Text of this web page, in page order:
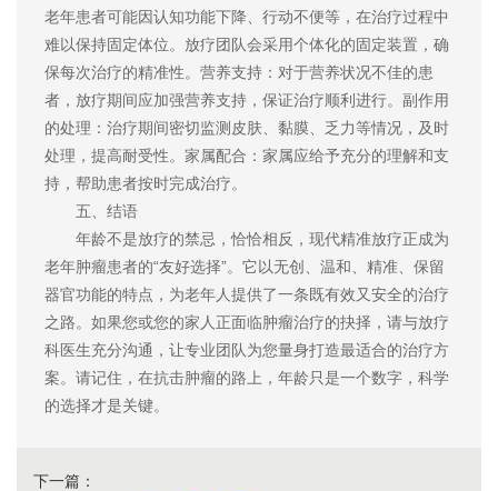
老年患者可能因认知功能下降、行动不便等，在治疗过程中
难以保持固定体位。放疗团队会采用个体化的固定装置，确
保每次治疗的精准性。营养支持：对于营养状况不佳的患
者，放疗期间应加强营养支持，保证治疗顺利进行。副作用
的处理：治疗期间密切监测皮肤、黏膜、乏力等情况，及时
处理，提高耐受性。家属配合：家属应给予充分的理解和支
持，帮助患者按时完成治疗。
五、结语
年龄不是放疗的禁忌，恰恰相反，现代精准放疗正成为
老年肿瘤患者的“友好选择”。它以无创、温和、精准、保留
器官功能的特点，为老年人提供了一条既有效又安全的治疗
之路。如果您或您的家人正面临肿瘤治疗的抉择，请与放疗
科医生充分沟通，让专业团队为您量身打造最适合的治疗方
案。请记住，在抗击肿瘤的路上，年龄只是一个数字，科学
的选择才是关键。
下一篇：